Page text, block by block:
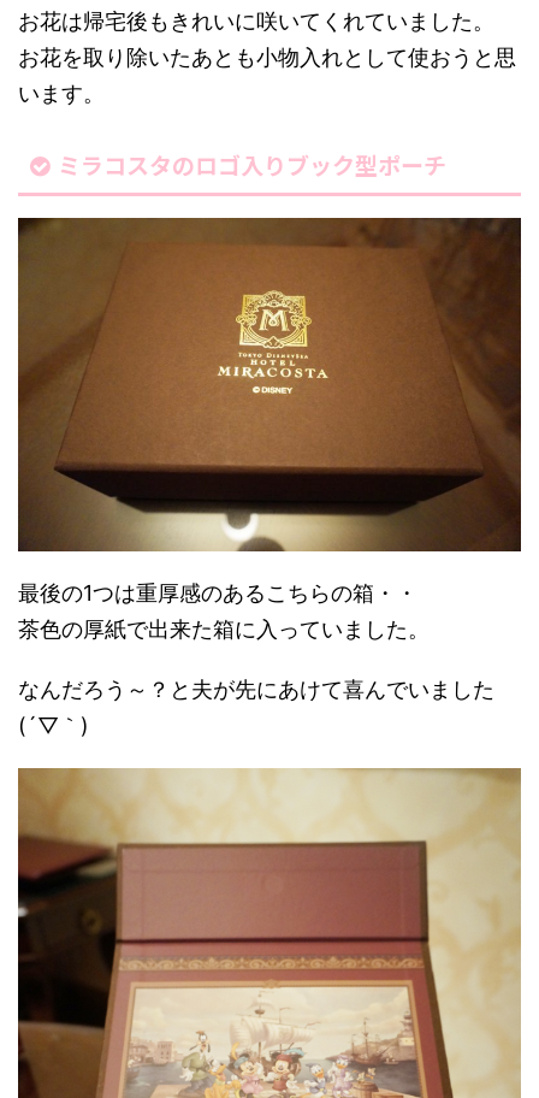
お花は帰宅後もきれいに咲いてくれていました。
お花を取り除いたあとも小物入れとして使おうと思
います。
ミラコスタのロゴ入りブック型ポーチ
最後の1つは重厚感のあるこちらの箱・・
茶色の厚紙で出来た箱に入っていました。
なんだろう～？と夫が先にあけて喜んでいました
(´▽｀)